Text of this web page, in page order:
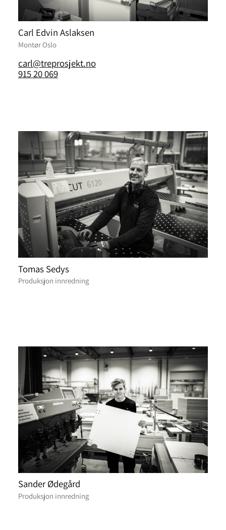
Carl Edvin Aslaksen
Montør Oslo
carl@treprosjekt.no
915 20 069
Tomas Sedys
Produksjon innredning
Sander Ødegård
Produksjon innredning